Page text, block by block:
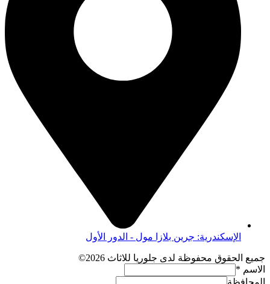
الإسكندرية: جرين بلازا مول - الدور الأول
جميع الحقوق محفوظة لدى جلوريا للاثاث 2026©
الاسم *
المحافظة